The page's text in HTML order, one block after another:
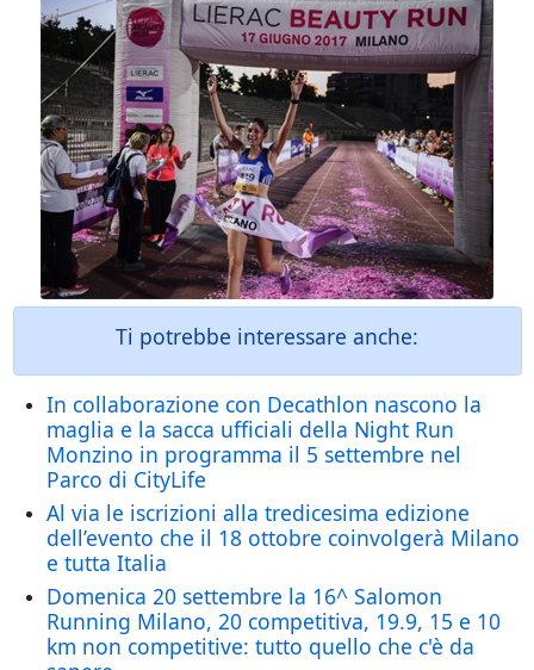
Ti potrebbe interessare anche:
In collaborazione con Decathlon nascono la
maglia e la sacca ufficiali della Night Run
Monzino in programma il 5 settembre nel
Parco di CityLife
Al via le iscrizioni alla tredicesima edizione
dell’evento che il 18 ottobre coinvolgerà Milano
e tutta Italia
Domenica 20 settembre la 16^ Salomon
Running Milano, 20 competitiva, 19.9, 15 e 10
km non competitive: tutto quello che c'è da